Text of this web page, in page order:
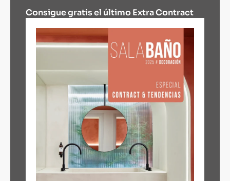
Consigue gratis el último Extra Contract